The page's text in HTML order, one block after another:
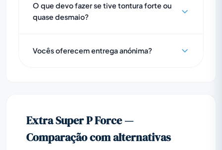
O que devo fazer se tive tontura forte ou
quase desmaio?
Vocês oferecem entrega anónima?
Extra Super P Force —
Comparação com alternativas